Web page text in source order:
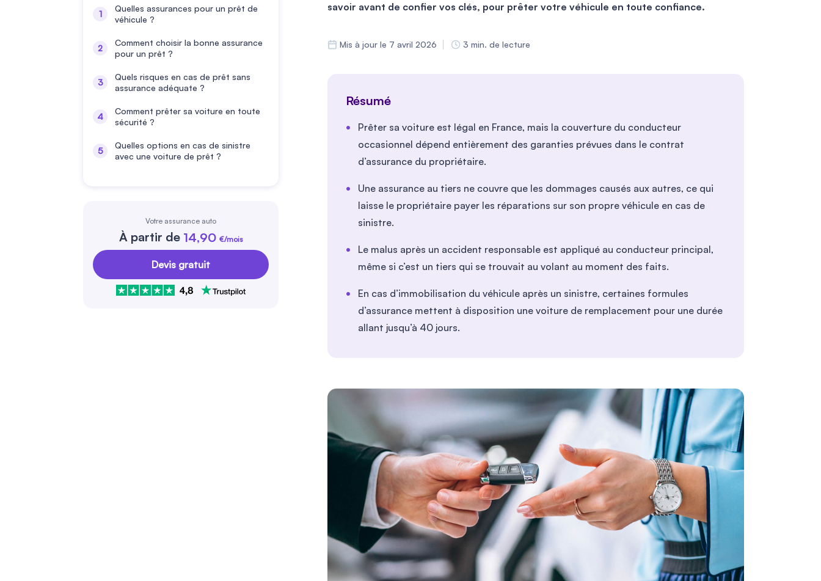
Quelles assurances pour un prêt de
véhicule ?
Comment choisir la bonne assurance
pour un prêt ?
Quels risques en cas de prêt sans
assurance adéquate ?
Comment prêter sa voiture en toute
sécurité ?
Quelles options en cas de sinistre
avec une voiture de prêt ?
Votre assurance auto
À partir de 14,90 €/mois
Devis gratuit
savoir avant de confier vos clés, pour prêter votre véhicule en toute confiance.
Mis à jour le 7 avril 2026 3 min. de lecture
Résumé
Prêter sa voiture est légal en France, mais la couverture du conducteur
occasionnel dépend entièrement des garanties prévues dans le contrat
d’assurance du propriétaire.
Une assurance au tiers ne couvre que les dommages causés aux autres, ce qui
laisse le propriétaire payer les réparations sur son propre véhicule en cas de
sinistre.
Le malus après un accident responsable est appliqué au conducteur principal,
même si c’est un tiers qui se trouvait au volant au moment des faits.
En cas d’immobilisation du véhicule après un sinistre, certaines formules
d’assurance mettent à disposition une voiture de remplacement pour une durée
allant jusqu’à 40 jours.